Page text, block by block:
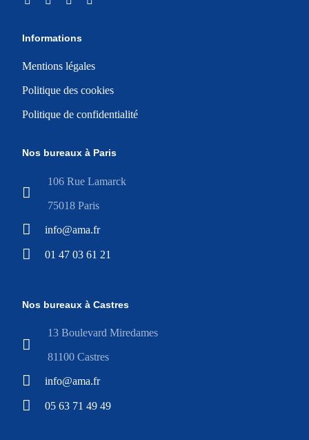
Informations
Mentions légales
Politique des cookies
Politique de confidentialité
Nos bureaux à Paris
106 Rue Lamarck
75018 Paris
info@ama.fr
01 47 03 61 21
Nos bureaux à Castres
13 Boulevard Miredames
81100 Castres
info@ama.fr
05 63 71 49 49